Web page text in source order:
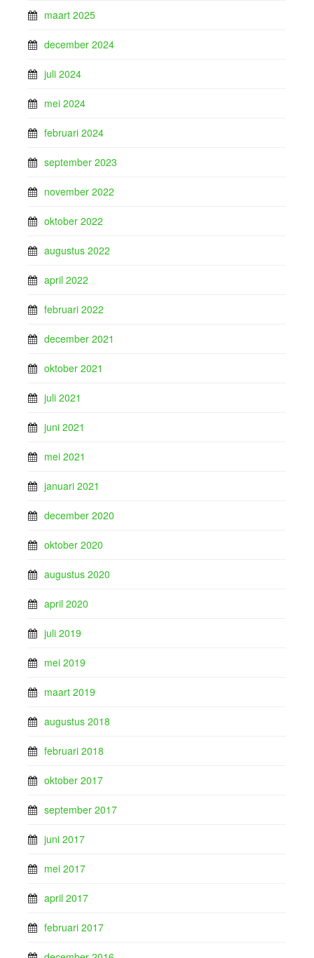
maart 2025
december 2024
juli 2024
mei 2024
februari 2024
september 2023
november 2022
oktober 2022
augustus 2022
april 2022
februari 2022
december 2021
oktober 2021
juli 2021
juni 2021
mei 2021
januari 2021
december 2020
oktober 2020
augustus 2020
april 2020
juli 2019
mei 2019
maart 2019
augustus 2018
februari 2018
oktober 2017
september 2017
juni 2017
mei 2017
april 2017
februari 2017